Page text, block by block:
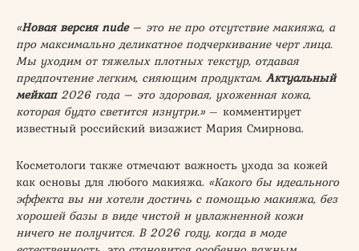
«Новая версия nude– это не про отсутствие макияжа, а
про максимально деликатное подчеркивание черт лица.
Мы уходим от тяжелых плотных текстур, отдавая
предпочтение легким, сияющим продуктам. Актуальный
мейкап2026 года – это здоровая, ухоженная кожа,
которая будто светится изнутри.» – комментирует
известный российский визажист Мария Смирнова.
Косметологи также отмечают важность ухода за кожей
как основы для любого макияжа. «Какого бы идеального
эффекта вы ни хотели достичь с помощью макияжа, без
хорошей базы в виде чистой и увлажненной кожи
ничего не получится. В 2026 году, когда в моде